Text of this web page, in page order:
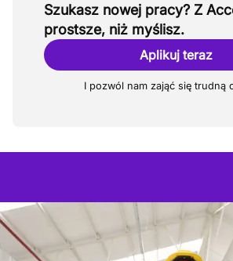
Szukasz nowej pracy? Z
prostsze, niż myślisz.
Aplikuj teraz
I pozwól nam zająć się trudną